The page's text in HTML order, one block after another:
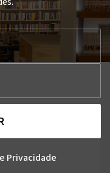
Privacidade